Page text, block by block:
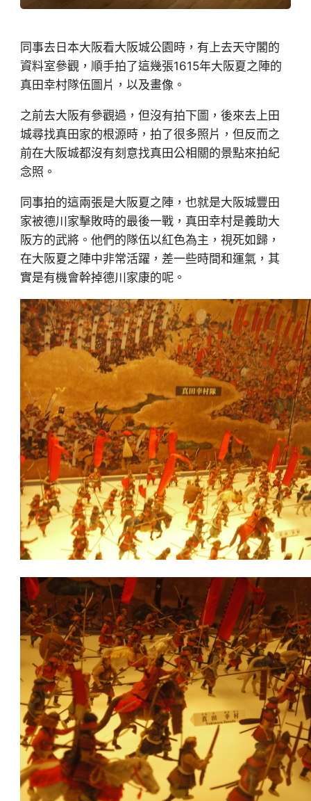
同事去日本大阪看大阪城公園時，有上去天守閣的
資料室參觀，順手拍了這幾張1615年大阪夏之陣的
真田幸村隊伍圖片，以及畫像。
之前去大阪有參觀過，但沒有拍下圖，後來去上田
城尋找真田家的根源時，拍了很多照片，但反而之
前在大阪城都沒有刻意找真田公相關的景點來拍紀
念照。
同事拍的這兩張是大阪夏之陣，也就是大阪城豐田
家被德川家擊敗時的最後一戰，真田幸村是義助大
阪方的武將。他們的隊伍以紅色為主，視死如歸，
在大阪夏之陣中非常活躍，差一些時間和運氣，其
實是有機會幹掉德川家康的呢。